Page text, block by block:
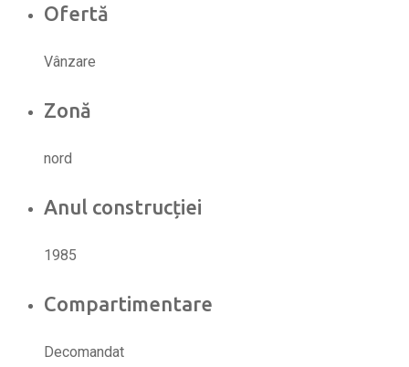
Ofertă
Vânzare
Zonă
nord
Anul construcției
1985
Compartimentare
Decomandat